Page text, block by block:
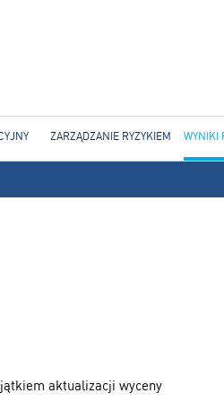
aktualizacji wyceny
ZARZĄDZANIE RYZYKIEM WYNIKI